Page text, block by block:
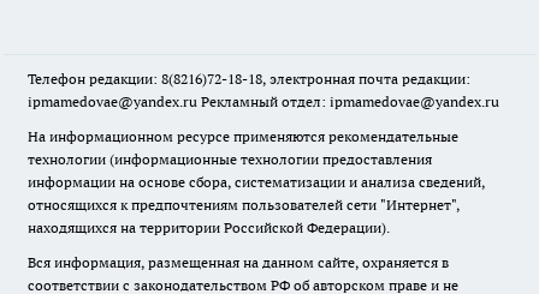
Телефон редакции: 8(8216)72-18-18, электронная почта редакции:
ipmamedovae@yandex.ru Рекламный отдел: ipmamedovae@yandex.ru
На информационном ресурсе применяются рекомендательные
технологии (информационные технологии предоставления
информации на основе сбора, систематизации и анализа сведений,
относящихся к предпочтениям пользователей сети "Интернет",
находящихся на территории Российской Федерации).
Вся информация, размещенная на данном сайте, охраняется в
соответствии с законодательством РФ об авторском праве и не